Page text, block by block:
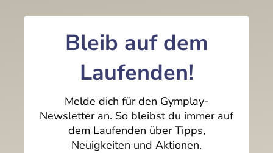
Bleib auf dem
Laufenden!
Melde dich für den Gymplay-
Newsletter an. So bleibst du immer auf
dem Laufenden über Tipps,
Neuigkeiten und Aktionen.